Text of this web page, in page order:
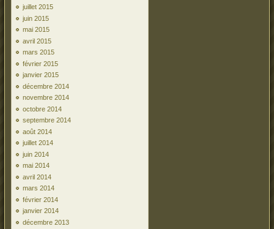
juillet 2015
juin 2015
mai 2015
avril 2015
mars 2015
février 2015
janvier 2015
décembre 2014
novembre 2014
octobre 2014
septembre 2014
août 2014
juillet 2014
juin 2014
mai 2014
avril 2014
mars 2014
février 2014
janvier 2014
décembre 2013